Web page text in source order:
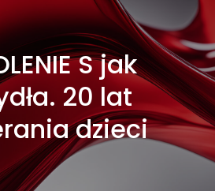
S jak
20 lat
dzieci